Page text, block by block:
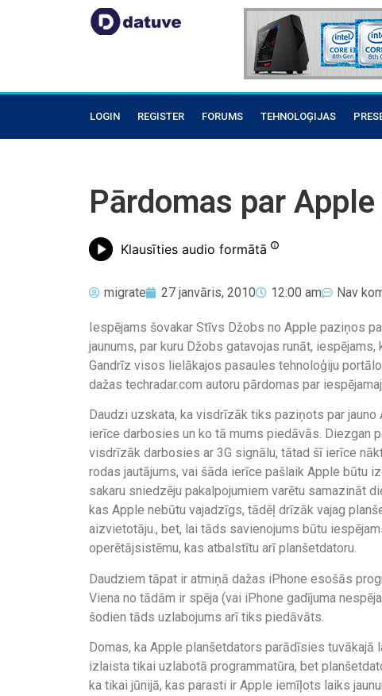
LOGIN REGISTER FORUMS TEHNOLOĢIJAS
Pārdomas par
Klausīties audio formātā
migrate 27 janvāris, 2010 12:00 am Nav
Iespējams šovakar Stīvs Džobs no Apple paziņos
jaunums, par kuru Džobs gatavojas runāt,
Gandrīz visos lielākajos pasaules tehnoloģiju
dažas techradar.com autoru pārdomas par
Daudzi uzskata, ka visdrīzāk tiks paziņots par
ierīce darbosies un ko tā mums piedāvās. Diezgan
visdrīzāk darbosies ar 3G signālu, tātad šī ierīce
rodas jautājums, vai šāda ierīce pašlaik Apple būtu
sakaru sniedzēju pakalpojumiem varētu samazināt
kas Apple nebūtu vajadzīgs, tādēļ drīzāk vajag
aizvietotāju., bet, lai tāds savienojums būtu
operētājsistēmu, kas atbalstītu arī planšetdatoru.
Daudziem tāpat ir atmiņā dažas iPhone esošās
Viena no tādām ir spēja (vai iPhone gadījuma
šodien tāds uzlabojums arī tiks piedāvāts.
Domas, ka Apple planšetdators parādīsies
izlaista tikai uzlabotā programmatūra, bet
ka tikai jūnijā, kas parasti ir Apple iemīļots laiks